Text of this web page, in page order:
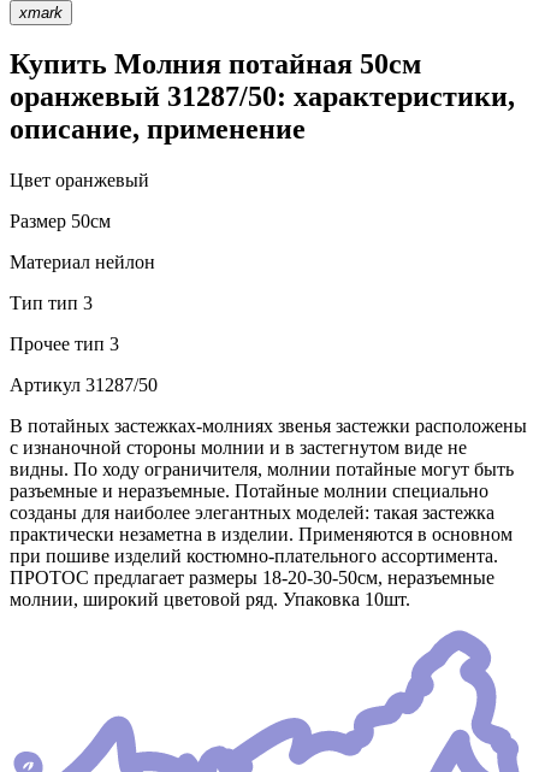
xmark
Купить Молния потайная 50см
оранжевый 31287/50: характеристики,
описание, применение
Цвет оранжевый
Размер 50см
Материал нейлон
Тип тип 3
Прочее тип 3
Артикул 31287/50
В потайных застежках-молниях звенья застежки расположены
с изнаночной стороны молнии и в застегнутом виде не
видны. По ходу ограничителя, молнии потайные могут быть
разъемные и неразъемные. Потайные молнии специально
созданы для наиболее элегантных моделей: такая застежка
практически незаметна в изделии. Применяются в основном
при пошиве изделий костюмно-плательного ассортимента.
ПРОТОС предлагает размеры 18-20-30-50см, неразъемные
молнии, широкий цветовой ряд. Упаковка 10шт.